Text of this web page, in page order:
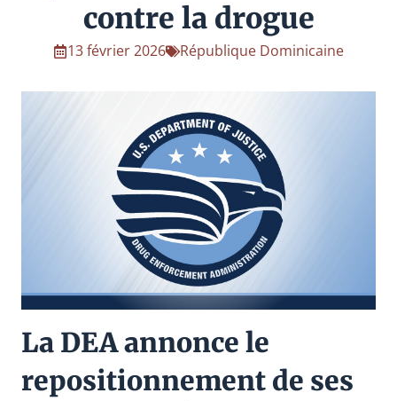
contre la drogue
13 février 2026 République Dominicaine
La DEA annonce le
repositionnement de ses